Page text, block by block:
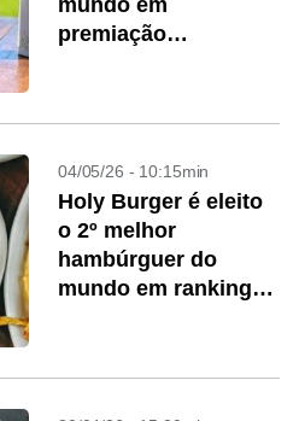
mundo em
premiação
04/05/26 - 10:15min
Holy Burger é eleito
o 2º melhor
hambúrguer do
mundo em ranking